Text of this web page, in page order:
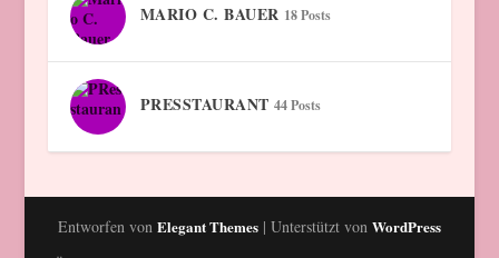
MARIO C. BAUER 18 Posts
PRESSTAURANT 44 Posts
Entworfen von Elegant Themes| Unterstützt von WordPress